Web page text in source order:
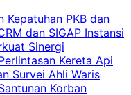
Kepatuhan PKB dan
dan SIGAP Instansi
Sinergi
Kereta Api
Survei Ahli Waris
Korban